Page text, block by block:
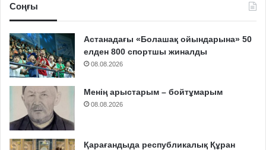
Соңғы
Астанадағы «Болашақ ойындарына» 50
елден 800 спортшы жиналды
08.08.2026
Менің арыстарым – бойтұмарым
08.08.2026
Қарағандыда республикалық Құран